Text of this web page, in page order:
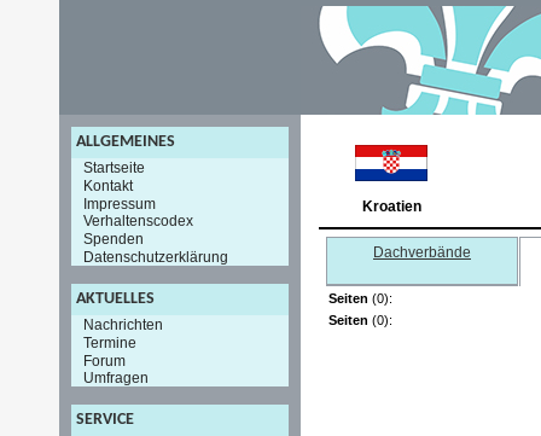
ALLGEMEINES
Startseite
Kontakt
Impressum
Verhaltenscodex
Spenden
Datenschutzerklärung
AKTUELLES
Nachrichten
Termine
Forum
Umfragen
SERVICE
Kroatien
Dachverbände
Seiten (0):
Seiten (0):